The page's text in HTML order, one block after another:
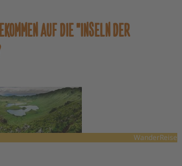
AUF DIE "INSELN DER
WanderReise